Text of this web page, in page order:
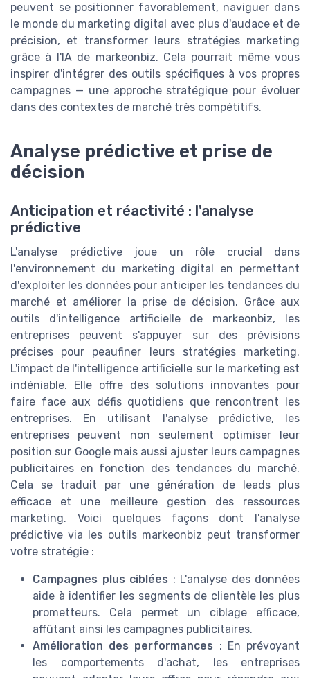
peuvent se positionner favorablement, naviguer dans
le monde du marketing digital avec plus d'audace et de
précision, et transformer leurs stratégies marketing
grâce à l'IA de markeonbiz. Cela pourrait même vous
inspirer d'intégrer des outils spécifiques à vos propres
campagnes — une approche stratégique pour évoluer
dans des contextes de marché très compétitifs.
Analyse prédictive et prise de
décision
Anticipation et réactivité : l'analyse
prédictive
L'analyse prédictive joue un rôle crucial dans
l'environnement du marketing digital en permettant
d'exploiter les données pour anticiper les tendances du
marché et améliorer la prise de décision. Grâce aux
outils d'intelligence artificielle de markeonbiz, les
entreprises peuvent s'appuyer sur des prévisions
précises pour peaufiner leurs stratégies marketing.
L'impact de l'intelligence artificielle sur le marketing est
indéniable. Elle offre des solutions innovantes pour
faire face aux défis quotidiens que rencontrent les
entreprises. En utilisant l'analyse prédictive, les
entreprises peuvent non seulement optimiser leur
position sur Google mais aussi ajuster leurs campagnes
publicitaires en fonction des tendances du marché.
Cela se traduit par une génération de leads plus
efficace et une meilleure gestion des ressources
marketing. Voici quelques façons dont l'analyse
prédictive via les outils markeonbiz peut transformer
votre stratégie :
Campagnes plus ciblées : L'analyse des données
aide à identifier les segments de clientèle les plus
prometteurs. Cela permet un ciblage efficace,
affûtant ainsi les campagnes publicitaires.
Amélioration des performances : En prévoyant
les comportements d'achat, les entreprises